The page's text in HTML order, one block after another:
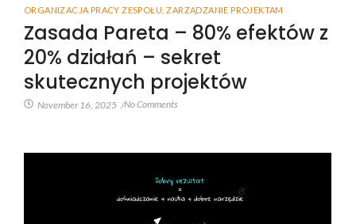
ORGANIZACJA PRACY ZESPOŁU ZARZĄDZANIE PROJEKTAM
Zasada Pareta – 80% efektów z
20% działań – sekret
skutecznych projektów
November 16, 2025 /No Comments